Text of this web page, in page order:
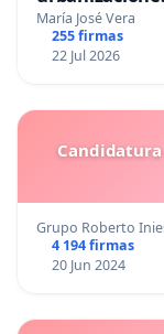
María José Vera
255 firmas
22 Jul 2026
Candidatura
Grupo Roberto
4 194 firmas
20 Jun 2024